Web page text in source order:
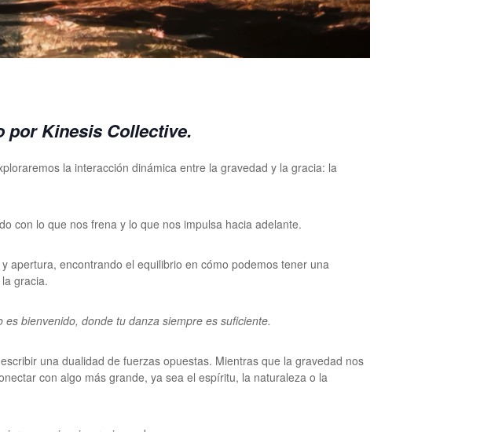
por Kinesis Collective.
la interacción dinámica entre la gravedad y la gracia: la
con lo que nos frena y lo que nos impulsa hacia adelante.
apertura, encontrando el equilibrio en cómo podemos tener una
gracia.
bienvenido, donde tu danza siempre es suficiente.
una dualidad de fuerzas opuestas. Mientras que la gravedad nos
con algo más grande, ya sea el espíritu, la naturaleza o la